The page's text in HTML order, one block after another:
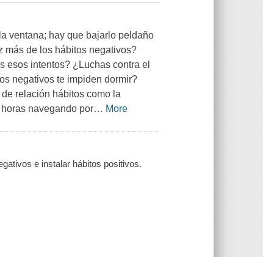
ventana; hay que bajarlo peldaño
más de los hábitos negativos?
esos intentos? ¿Luchas contra el
negativos te impiden dormir?
relación hábitos como la
navegando por… More
e instalar hábitos positivos.